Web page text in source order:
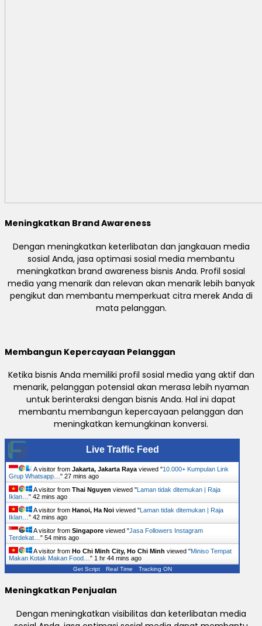
Meningkatkan Brand Awareness
Dengan meningkatkan keterlibatan dan jangkauan media
sosial Anda, jasa optimasi sosial media membantu
meningkatkan brand awareness bisnis Anda. Profil sosial
media yang menarik dan relevan akan menarik lebih banyak
pengikut dan membantu memperkuat citra merek Anda di
mata pelanggan.
Membangun Kepercayaan Pelanggan
Ketika bisnis Anda memiliki profil sosial media yang aktif dan
menarik, pelanggan potensial akan merasa lebih nyaman
untuk berinteraksi dengan bisnis Anda. Hal ini dapat
membantu membangun kepercayaan pelanggan dan
meningkatkan kemungkinan konversi.
Live Traffic Feed
A visitor from Jakarta, Jakarta Raya viewed "10.000+ Kumpulan Link
Grup Whatsapp… " 27 mins ago
A visitor from Thai Nguyen viewed " Laman tidak ditemukan | Raja
Iklan… " 42 mins ago
A visitor from Hanoi, Ha Noi viewed " Laman tidak ditemukan | Raja
Iklan… " 42 mins ago
A visitor from Singapore viewed "Jasa Followers Instagram
Terdekat… " 54 mins ago
A visitor from Ho Chi Minh City, Ho Chi Minh viewed "Miniso Tempat
Makan Kotak Makan Food… " 1 hr 44 mins ago
Get Script Real Time Tracking ON
Meningkatkan Penjualan
Dengan meningkatkan visibilitas dan keterlibatan media